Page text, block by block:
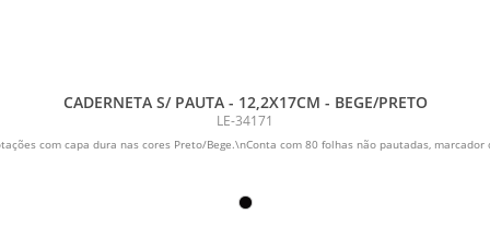
CADERNETA S/ PAUTA - 12,2X17CM - BEGE/PRETO
LE-34171
com capa dura nas cores Preto/Bege.\nConta com 80 folhas não pautadas, marcador